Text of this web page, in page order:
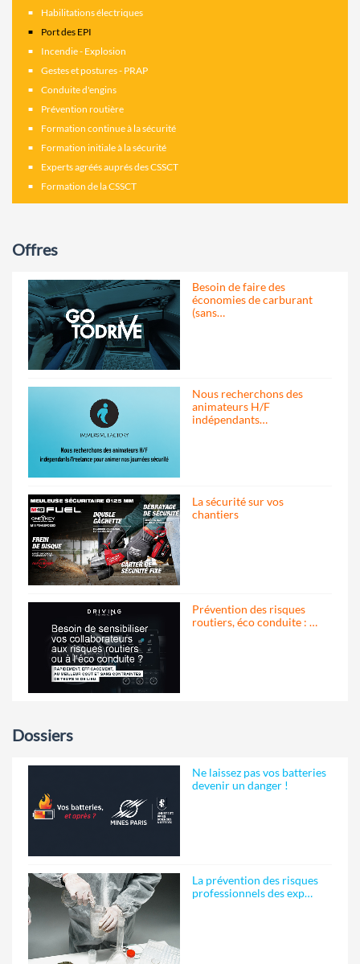
Habilitations électriques
Port des EPI
Incendie - Explosion
Gestes et postures - PRAP
Conduite d'engins
Prévention routière
Formation continue à la sécurité
Formation initiale à la sécurité
Experts agréés auprés des CSSCT
Formation de la CSSCT
Offres
Besoin de faire des
économies de carburant
(sans…
Nous recherchons des
animateurs H/F
indépendants…
La sécurité sur vos
chantiers
Prévention des risques
routiers, éco conduite : …
Dossiers
Ne laissez pas vos batteries
devenir un danger !
La prévention des risques
professionnels des exp…